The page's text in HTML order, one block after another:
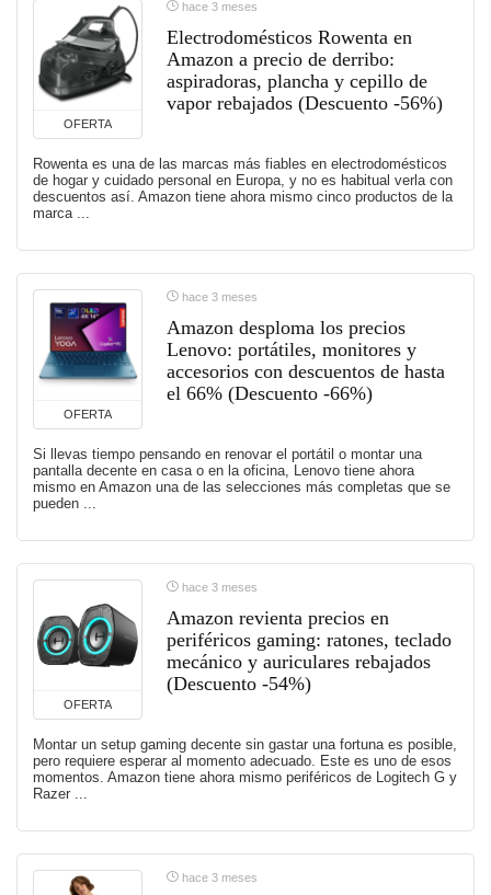
OFERTA
hace 3 meses
Electrodomésticos Rowenta en
Amazon a precio de derribo:
aspiradoras, plancha y cepillo de
vapor rebajados (Descuento -56%)
Rowenta es una de las marcas más fiables en electrodomésticos
de hogar y cuidado personal en Europa, y no es habitual verla con
descuentos así. Amazon tiene ahora mismo cinco productos de la
marca ...
OFERTA
hace 3 meses
Amazon desploma los precios
Lenovo: portátiles, monitores y
accesorios con descuentos de hasta
el 66% (Descuento -66%)
Si llevas tiempo pensando en renovar el portátil o montar una
pantalla decente en casa o en la oficina, Lenovo tiene ahora
mismo en Amazon una de las selecciones más completas que se
pueden ...
OFERTA
hace 3 meses
Amazon revienta precios en
periféricos gaming: ratones, teclado
mecánico y auriculares rebajados
(Descuento -54%)
Montar un setup gaming decente sin gastar una fortuna es posible,
pero requiere esperar al momento adecuado. Este es uno de esos
momentos. Amazon tiene ahora mismo periféricos de Logitech G y
Razer ...
hace 3 meses